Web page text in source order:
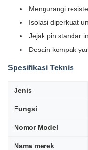
Mengurangi
Isolasi diperkuat
Jejak pin standar
Desain kompak
Spesifikasi Teknis
Jenis
Fungsi
Nomor Model
Nama merek